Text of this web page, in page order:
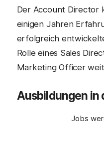
Der Account Director
einigen Jahren
erfolgreich
Rolle eines Sales
Marketing Officer
Ausbildungen in
Jobs